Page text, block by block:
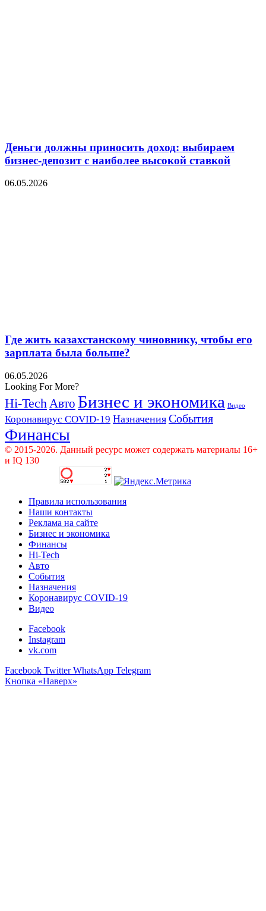
Деньги должны приносить доход: выбираем
бизнес-депозит с наиболее высокой ставкой
06.05.2026
Где жить казахстанскому чиновнику, чтобы его
зарплата была больше?
06.05.2026
Looking For More?
Hi-Tech Авто Бизнес и экономика Видео
Коронавирус COVID-19 Назначения События
Финансы
© 2015-2026. Данный ресурс может содержать материалы 16+
и IQ 130
Правила использования
Наши контакты
Реклама на сайте
Бизнес и экономика
Финансы
Hi-Tech
Авто
События
Назначения
Коронавирус COVID-19
Видео
Facebook
Instagram
vk.com
Facebook Twitter WhatsApp Telegram
Кнопка «Наверх»